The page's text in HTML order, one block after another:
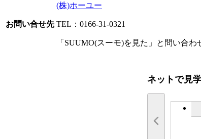
お問い合せ先
(株)ホーユー
TEL：0166-31-0321
「SUUMO(スーモ)を見た」と問い合わ
ネットで見